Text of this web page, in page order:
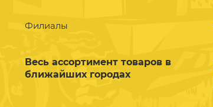
Филиалы
Весь ассортимент товаров в
ближайших городах